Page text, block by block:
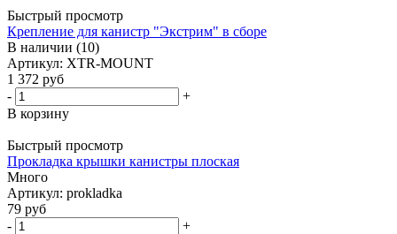
Быстрый просмотр
Крепление для канистр "Экстрим" в сборе
В наличии (10)
Артикул: XTR-MOUNT
1 372 руб
-
+
В корзину
Быстрый просмотр
Прокладка крышки канистры плоская
Много
Артикул: prokladka
79 руб
-
+